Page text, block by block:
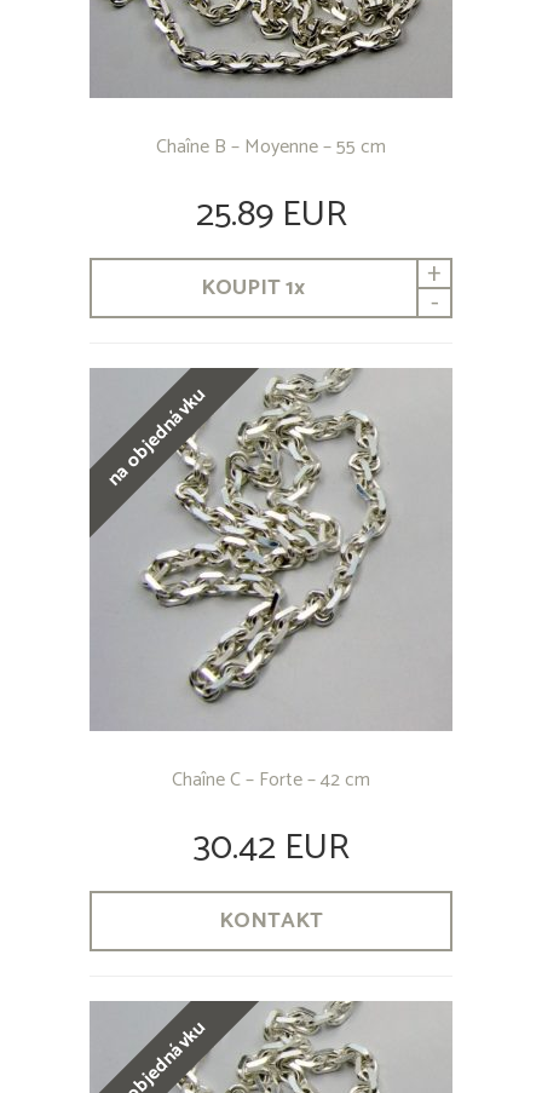
Chaîne B – Moyenne – 55 cm
25.89 EUR
KOUPIT1x +
-
na objednávku
Chaîne C – Forte – 42 cm
30.42 EUR
KONTAKT